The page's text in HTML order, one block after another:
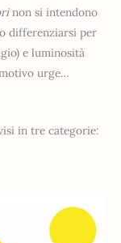
non si intendono
differenziarsi per
e luminosità
urge…
in tre categorie: